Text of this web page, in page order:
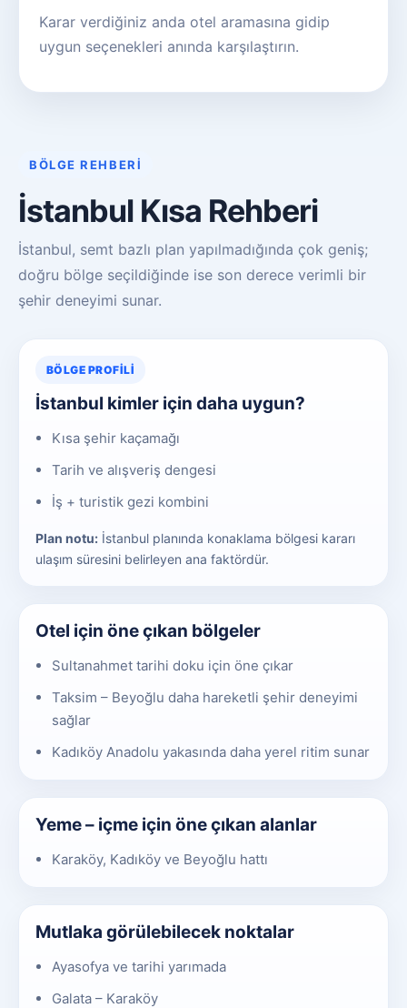
Karar verdiğiniz anda otel aramasına gidip
uygun seçenekleri anında karşılaştırın.
BÖLGE REHBERI
İstanbul Kısa Rehberi
İstanbul, semt bazlı plan yapılmadığında çok geniş;
doğru bölge seçildiğinde ise son derece verimli bir
şehir deneyimi sunar.
BÖLGE PROFILI
İstanbul kimler için daha uygun?
Kısa şehir kaçamağı
Tarih ve alışveriş dengesi
İş + turistik gezi kombini
Plan notu: İstanbul planında konaklama bölgesi kararı
ulaşım süresini belirleyen ana faktördür.
Otel için öne çıkan bölgeler
Sultanahmet tarihi doku için öne çıkar
Taksim – Beyoğlu daha hareketli şehir deneyimi
sağlar
Kadıköy Anadolu yakasında daha yerel ritim sunar
Yeme – içme için öne çıkan alanlar
Karaköy, Kadıköy ve Beyoğlu hattı
Mutlaka görülebilecek noktalar
Ayasofya ve tarihi yarımada
Galata – Karaköy